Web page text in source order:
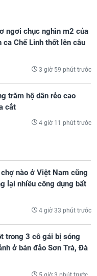
ngơi chục nghìn m2 của
ca Chế Linh thốt lên câu
3 giờ 59 phút trước
trăm hộ dân rẻo cao
cắt
4 giờ 11 phút trước
nào ở Việt Nam cũng
lại nhiều công dụng bất
4 giờ 33 phút trước
trong 3 cô gái bị sóng
ở bán đảo Sơn Trà, Đà